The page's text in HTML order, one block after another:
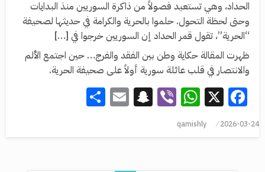
الحداد، وهي تستعيد فصولاً من ذاكرة السوريين منذ البدايات
وحتى لحظة التحول. حلموا بالحرية والكرامة في حديثها لصحيفة
“الحرية”، تقول قمر الحداد إن السوريين خرجوا في […]
ظهرت المقالة حكاية وطن بين الفقد والفرج… حين اجتمع الألم
والانتصار في قلب عائلة سورية أولاً على صحيفة الحرية.
Facebook
X
WhatsApp
Viber
Snapchat
Email
2026-03-24
qamishly